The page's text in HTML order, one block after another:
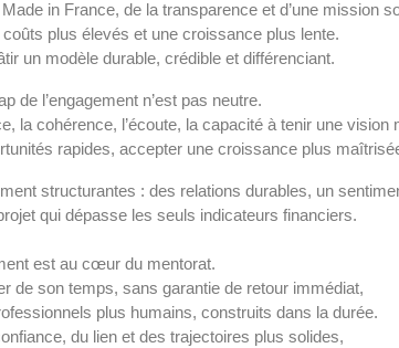
in France, de la transparence et d’une mission
plus élevés et une croissance plus lente.
un modèle durable, crédible et différenciant.
de l’engagement n’est pas neutre.
la cohérence, l’écoute, la capacité à tenir une vision
rapides, accepter une croissance plus
structurantes : des relations durables, un
qui dépasse les seuls indicateurs financiers.
est au cœur du mentorat.
de son temps, sans garantie de retour immédiat,
plus humains, construits dans la durée.
du lien et des trajectoires plus solides,